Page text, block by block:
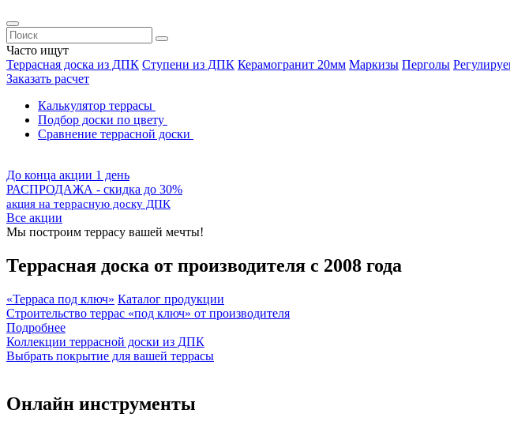
Часто ищут
Террасная доска из ДПК Ступени из ДПК Керамогранит 20мм Маркизы Перголы
Заказать расчет
Калькулятор террасы
Подбор доски по цвету
Сравнение террасной доски
До конца акции 1 день
РАСПРОДАЖА - скидка до 30%
акция на террасную доску ДПК
Все акции
Мы построим террасу вашей мечты!
Террасная доска от производителя с 2008 года
«Терраса под ключ» Каталог продукции
Строительство террас «под ключ» от производителя
Подробнее
Коллекции террасной доски из ДПК
Выбрать покрытие для вашей террасы
Онлайн инструменты